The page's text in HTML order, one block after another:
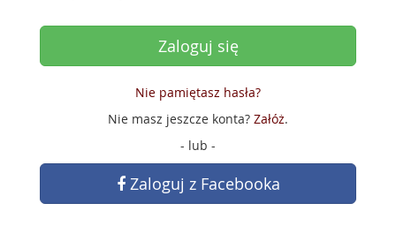
Nie pamiętasz hasła?
Nie masz jeszcze konta? Załóż.
- lub -
Zaloguj z Facebooka